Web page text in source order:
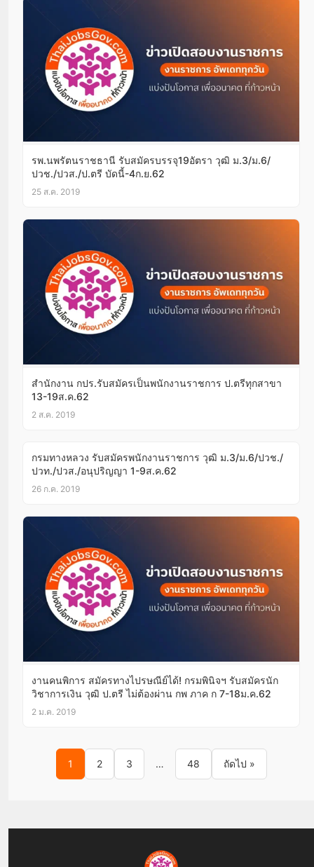
รพ.นพรัตนราชธานี รับสมัครบรรจุ19อัตรา วุฒิ ม.3/ม.6/
ปวช./ปวส./ป.ตรี บัดนี้-4ก.ย.62
25 ส.ค. 2019
สำนักงาน กปร.รับสมัครเป็นพนักงานราชการ ป.ตรีทุกสาขา
13-19ส.ค.62
2 ส.ค. 2019
กรมทางหลวง รับสมัครพนักงานราชการ วุฒิ ม.3/ม.6/ปวช./
ปวท./ปวส./อนุปริญญา 1-9ส.ค.62
26 ก.ค. 2019
งานคนพิการ สมัครทางไปรษณีย์ได้! กรมพินิจฯ รับสมัครนัก
วิชาการเงิน วุฒิ ป.ตรี ไม่ต้องผ่าน กพ ภาค ก 7-18ม.ค.62
2 ม.ค. 2019
Posts pagination
1 2 3 … 48 ถัดไป »